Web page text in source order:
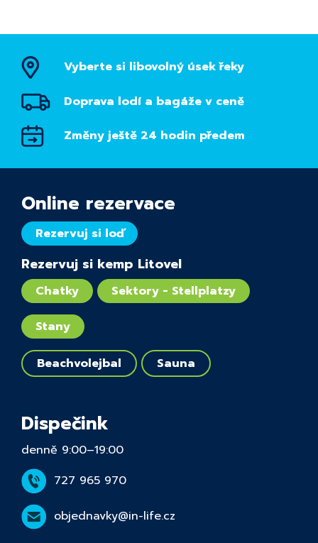
Vyberte si libovolný úsek řeky
Doprava lodí a bagáže v ceně
Změny ještě 24 hodin předem
Dispečink
denně 9:00–19:00
727 965 970
objednavky@in-life.cz
Online rezervace
Rezervuj si loď
Rezervuj si kemp Litovel
Chatky Sektory - Stellplatzy
Stany
Beachvolejbal Sauna